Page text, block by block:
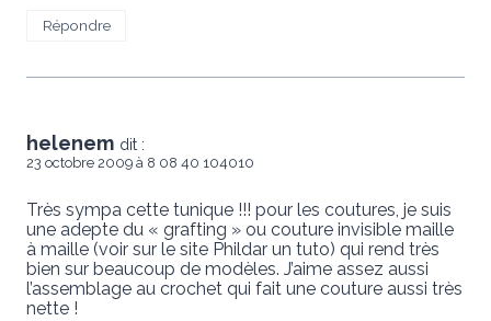
Répondre
helenem dit :
23 octobre 2009 à 8 08 40 104010
Très sympa cette tunique !!! pour les coutures, je suis
une adepte du « grafting » ou couture invisible maille
à maille (voir sur le site Phildar un tuto) qui rend très
bien sur beaucoup de modèles. J’aime assez aussi
l’assemblage au crochet qui fait une couture aussi très
nette !